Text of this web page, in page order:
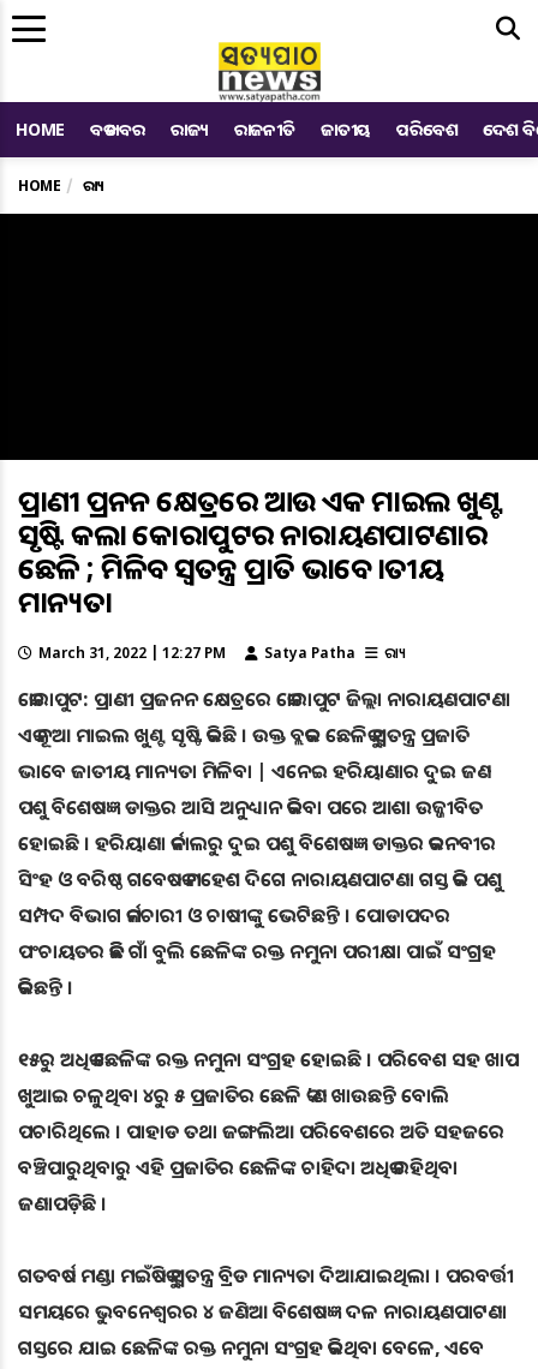
HOME ବଡ ଖବର ରାଜ୍ୟ ରାଜନୀତି ଜାତୀୟ ପରିବେଶ ଦେଶ
HOME ରାଜ୍ୟ
ପ୍ରାଣୀ ପ୍ରଜନନ କ୍ଷେତ୍ରରେ ଆଉ ଏକ ମାଇଲ ଖୁଣ୍ଟ
ସୃଷ୍ଟି କଲା କୋରାପୁଟର ନାରାୟଣପାଟଣାର
ଛେଳି ; ମିଳିବ ସ୍ୱତନ୍ତ୍ର ପ୍ରଜାତି ଭାବେ ଜାତୀୟ
ମାନ୍ୟତା
March 31, 2022 | 12:27 PM Satya Patha ରାଜ୍ୟ
କୋରାପୁଟ: ପ୍ରାଣୀ ପ୍ରଜନନ କ୍ଷେତ୍ରରେ କୋରାପୁଟ ଜିଲ୍ଲା ନାରାୟଣପାଟଣା
ଏକ ନୂଆ ମାଇଲ ଖୁଣ୍ଟ ସୃଷ୍ଟି କରିଛି । ଉକ୍ତ ବ୍ଲକର ଛେଳିକୁ ସ୍ୱତନ୍ତ୍ର ପ୍ରଜାତି
ଭାବେ ଜାତୀୟ ମାନ୍ୟତା ମିଳିବା | ଏନେଇ ହରିୟାଣାର ଦୁଇ ଜଣ
ପଶୁ ବିଶେଷଜ୍ଞ ଡାକ୍ତର ଆସି ଅନୁଧ୍ୟାନ କରିବା ପରେ ଆଶା ଉଜ୍ଜୀବିତ
ହୋଇଛି । ହରିୟାଣା କର୍ନାଲରୁ ଦୁଇ ପଶୁ ବିଶେଷଜ୍ଞ ଡାକ୍ତର କରନବୀର
ସିଂହ ଓ ବରିଷ୍ଠ ଗବେଷକ ମହେଶ ଦିଗେ ନାରାୟଣପାଟଣା ଗସ୍ତ କରି ପଶୁ
ସମ୍ପଦ ବିଭାଗ କର୍ମଚାରୀ ଓ ଚାଷୀଙ୍କୁ ଭେଟିଛନ୍ତି । ପୋଡାପଦର
ପଂଚାୟତର କିଛି ଗାଁ ବୁଲି ଛେଳିଙ୍କ ରକ୍ତ ନମୁନା ପରୀକ୍ଷା ପାଇଁ ସଂଗ୍ରହ
କରିଛନ୍ତି ।
୧୫ରୁ ଅଧିକ ଛେଳିଙ୍କ ରକ୍ତ ନମୁନା ସଂଗ୍ରହ ହୋଇଛି । ପରିବେଶ ସହ ଖାପ
ଖୁଆଇ ଚଳୁଥିବା ୪ରୁ ୫ ପ୍ରଜାତିର ଛେଳି କ’ଣ ଖାଉଛନ୍ତି ବୋଲି
ପଚାରିଥିଲେ । ପାହାଡ ତଥା ଜଙ୍ଗଲିଆ ପରିବେଶରେ ଅତି ସହଜରେ
ବଞ୍ଚିପାରୁଥିବାରୁ ଏହି ପ୍ରଜାତିର ଛେଳିଙ୍କ ଚାହିଦା ଅଧିକ ରହିଥିବା
ଜଣାପଡ଼ିଛି ।
ଗତବର୍ଷ ମଣ୍ଡା ମଇଁଷିକୁ ସ୍ୱତନ୍ତ୍ର ବ୍ରିଡ ମାନ୍ୟତା ଦିଆଯାଇଥିଲା । ପରବର୍ତ୍ତୀ
ସମୟରେ ଭୁବନେଶ୍ୱରର ୪ ଜଣିଆ ବିଶେଷଜ୍ଞ ଦଳ ନାରାୟଣପାଟଣା
ଗସ୍ତରେ ଯାଇ ଛେଳିଙ୍କ ରକ୍ତ ନମୁନା ସଂଗ୍ରହ କରିଥିବା ବେଳେ, ଏବେ